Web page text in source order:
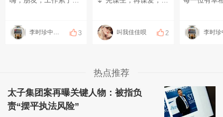
李时珍中医理疗 3 叫我佳佳呗 2
热点推荐
太子集团案再曝关键人物：被指负
责“摆平执法风险”